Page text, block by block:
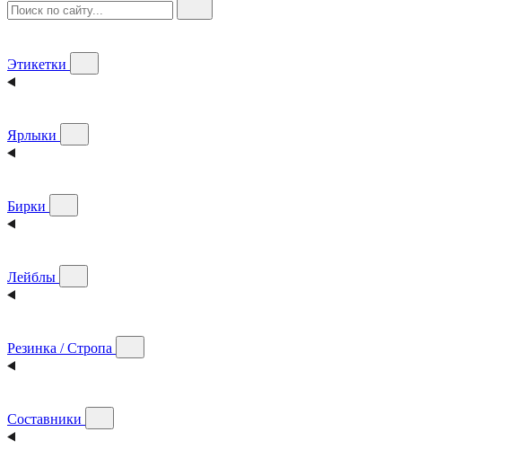
Этикетки
Ярлыки
Бирки
Лейблы
Резинка / Стропа
Составники